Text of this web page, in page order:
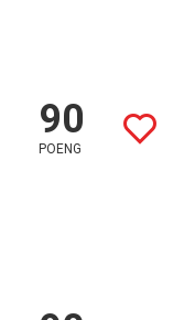
90
POENG